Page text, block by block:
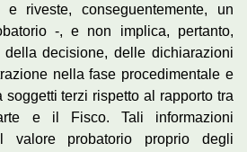
riveste, conseguentemente, un
-, e non implica, pertanto,
della decisione, delle dichiarazioni
nella fase procedimentale e
soggetti terzi rispetto al rapporto tra
e il Fisco. Tali informazioni
valore probatorio proprio degli